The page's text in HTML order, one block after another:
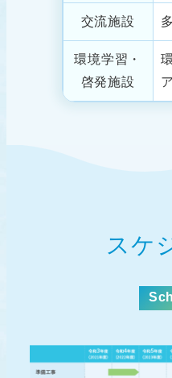
交流施設
環境学習・
啓発施設
スケ